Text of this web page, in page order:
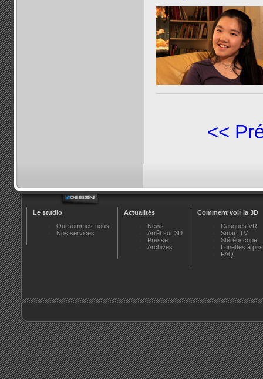
<<
Le studio
Qui sommes-nous
Nos services
Actualités
News
Arrêt sur 3D
Presse
Archives
Comment voir la 3D
Casques VR
Smart TV
Stéréoscope
Lunettes à
FAQ